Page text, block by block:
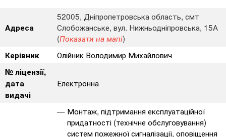
Адреса
52005, Дніпропетровська область, смт
Слобожанське, вул. Нижньодніпровська, 15А
(Показати на мапі)
Керівник
Олійник Володимир Михайлович
№ ліцензії,
дата
видачі
Електронна
Монтаж, підтримання експлуатаційної
придатності (технічне обслуговування)
систем пожежної сигналізації, оповіщення